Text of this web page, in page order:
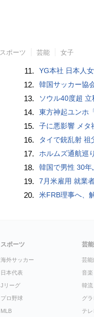
スポーツ 芸能 女子
11. YG本社 日本人
12. 韓国サッカー協
13. ソウル40度超 立
14. 東方神起ユンホ
15. 子に悪影響 メタ
16. タイで銃乱射 祖
17. ホルムズ通航巡
18. 韓国で男性 30
19. 7月米雇用 就業
20. 米FRB理事へ、
スポーツ
海外サッカー
日本代表
Jリーグ
プロ野球
MLB
芸能
芸能
音楽
韓流
グラ
テレ